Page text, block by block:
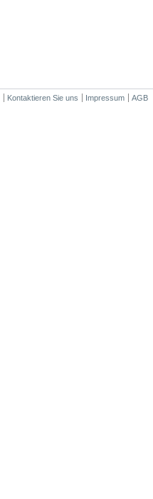
Kontaktieren Sie uns Impressum AGB